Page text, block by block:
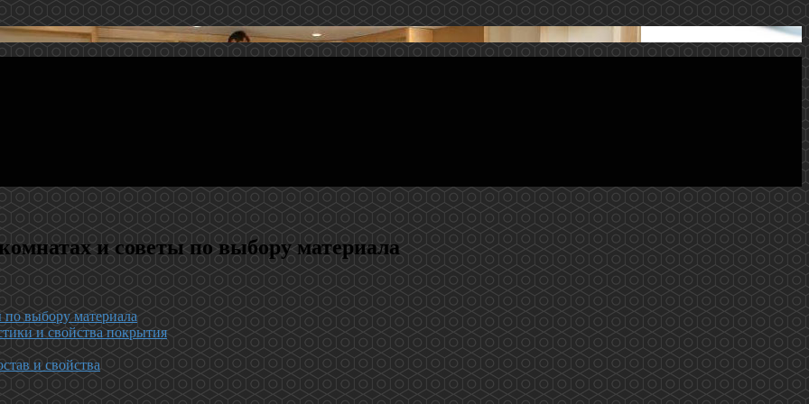
и советы по выбору материала
выбору материала
и свойства покрытия
и свойства